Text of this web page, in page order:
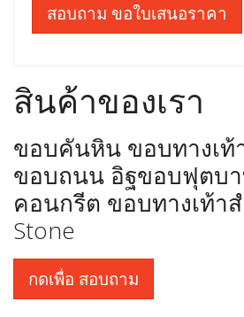
สอบถาม ขอใบเสนอราคา
สินค้าของเรา
ขอบคันหิน ขอบทางเ
ขอบถนน อิฐขอบฟุตบ
คอนกรีต ขอบทางเท้าส
Stone
กดเพื่อ สอบถาม